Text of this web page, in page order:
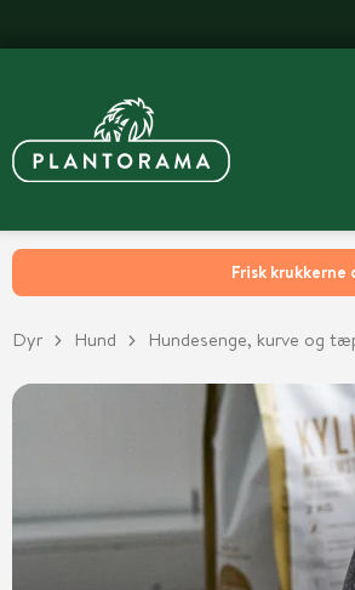
Frisk
Dyr Hund Hundesenge, kurve og